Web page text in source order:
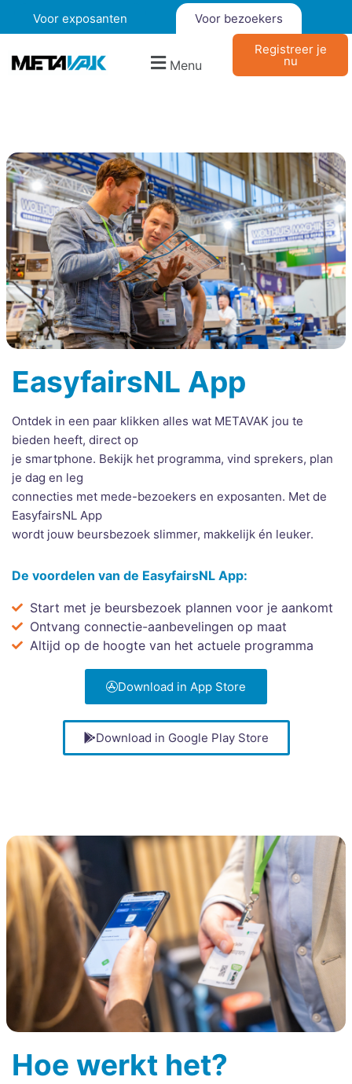
Voor exposanten Voor bezoekers
Menu
Registreer je
nu
EasyfairsNL App
Ontdek in een paar klikken alles wat METAVAK jou te
bieden heeft, direct op
je smartphone. Bekijk het programma, vind sprekers, plan
je dag en leg
connecties met mede-bezoekers en exposanten. Met de
EasyfairsNL App
wordt jouw beursbezoek slimmer, makkelijk én leuker.
De voordelen van de EasyfairsNL App:
Start met je beursbezoek plannen voor je aankomt
Ontvang connectie-aanbevelingen op maat
Altijd op de hoogte van het actuele programma
Download in App Store
Download in Google Play Store
Hoe werkt het?